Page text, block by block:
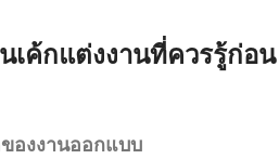
เค้กแต่งงานที่ควรรู้ก่อน
องงานออกแบบ